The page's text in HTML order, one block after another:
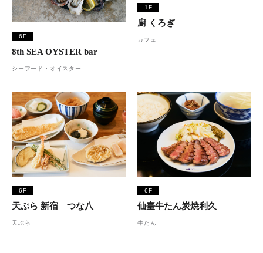
6F
8th SEA OYSTER bar
シーフード・オイスター
1F
廚 くろぎ
カフェ
6F
天ぷら 新宿 つな八
天ぷら
6F
仙臺牛たん炭焼利久
牛たん